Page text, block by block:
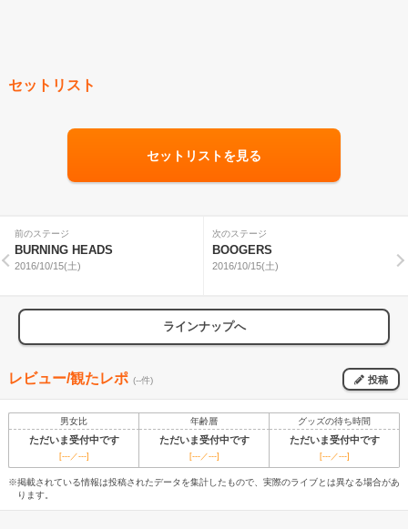
セットリスト
セットリストを見る
前のステージ
BURNING HEADS
2016/10/15(土)
次のステージ
BOOGERS
2016/10/15(土)
ラインナップへ
レビュー/観たレポ (--件) 投稿
男女比 年齢層 グッズの待ち時間
ただいま受付中です ただいま受付中です ただいま受付中です
[---／---] [---／---] [---／---]
※掲載されている情報は投稿されたデータを集計したもので、実際のライブとは異なる場合があ
ります。